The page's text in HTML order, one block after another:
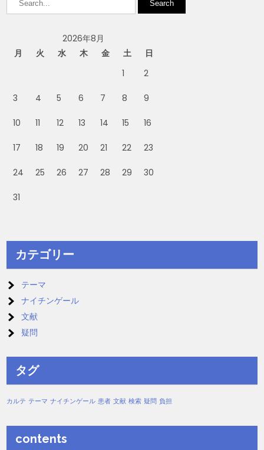
2026年8月
月
火 水 木 金 土
日
1
2
3 4 5 6 7 8 9
10 11 12 13 14 15 16
17 18 19 20 21 22 23
24 25 26 27 28 29 30
31
カテゴリー
テーマ
ナイチンゲール
文献
疑問
タグ
カルテ テーマ ナイチンゲール 患者 文献 検索 疑問 負担
contents